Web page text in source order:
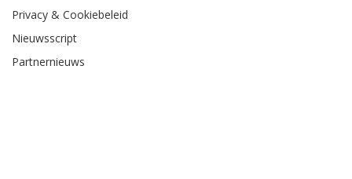
Privacy & Cookiebeleid
Nieuwsscript
Partnernieuws